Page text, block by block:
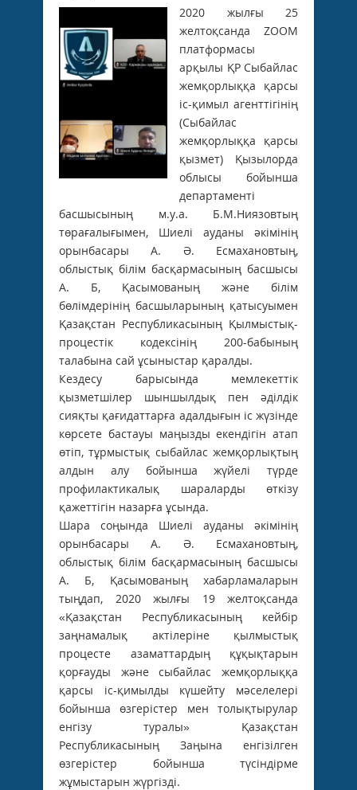
2020 жылғы 25
желтоқсанда ZOOM
платформасы
арқылы ҚР Сыбайлас
жемқорлыққа қарсы
іс-қимыл агенттігінің
(Сыбайлас
жемқорлыққа қарсы
қызмет) Қызылорда
облысы бойынша
департаменті
басшысының м.у.а. Б.М.Ниязовтың
төрағалығымен, Шиелі ауданы әкімінің
орынбасары А. Ә. Есмахановтың,
облыстық білім басқармасының басшысы
А. Б, Қасымованың және білім
бөлімдерінің басшыларының қатысуымен
Қазақстан Республикасының Қылмыстық-
процестік кодексінің 200-бабының
талабына сай ұсыныстар қаралды.
Кездесу барысында мемлекеттік
қызметшілер шыншылдық пен әділдік
сияқты қағидаттарға адалдығын іс жүзінде
көрсете бастауы маңызды екендігін атап
өтіп, тұрмыстық сыбайлас жемқорлықтың
алдын алу бойынша жүйелі түрде
профилактикалық шараларды өткізу
қажеттігін назарға ұсында.
Шара соңында Шиелі ауданы әкімінің
орынбасары А. Ә. Есмахановтың,
облыстық білім басқармасының басшысы
А. Б, Қасымованың хабарламаларын
тыңдап, 2020 жылғы 19 желтоқсанда
«Қазақстан Республикасының кейбір
заңнамалық актілеріне қылмыстық
процесте азаматтардың құқықтарын
қорғауды және сыбайлас жемқорлыққа
қарсы іс-қимылды күшейту мәселелері
бойынша өзгерістер мен толықтырулар
енгізу туралы» Қазақстан
Республикасының Заңына енгізілген
өзгерістер бойынша түсіндірме
жұмыстарын жүргізді.